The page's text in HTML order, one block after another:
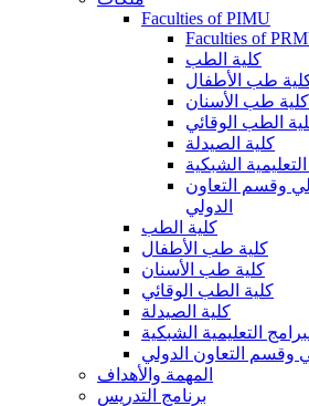
Faculties of PIMU
Faculties of
كلية الطب
طب الأطفال
كلية طب الأسنان
الطب الوقائي
كلية الصيدلة
الشبكية
وقسم التعاون
الدولي
كلية الطب
كلية طب الأطفال
كلية طب الأسنان
كلية الطب الوقائي
كلية الصيدلة
التعليمية الشبكية
وقسم التعاون الدولي
المهمة والأهداف
برنامج التدريس